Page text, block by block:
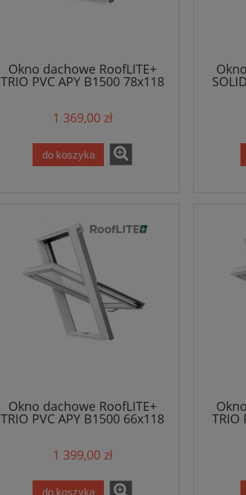
Okno dachowe RoofLITE+
TRIO PVC APY B1500 78x118
1 369,00 zł
do koszyka
Okno dachowe RoofLITE+
TRIO PVC APY B1500 66x118
1 399,00 zł
do koszyka
TRIO